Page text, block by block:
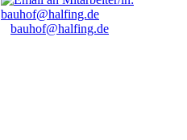
bauhof@halfing.de